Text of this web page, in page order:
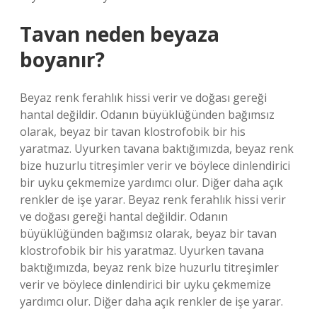
Tavan neden beyaza
boyanır?
Beyaz renk ferahlık hissi verir ve doğası gereği
hantal değildir. Odanın büyüklüğünden bağımsız
olarak, beyaz bir tavan klostrofobik bir his
yaratmaz. Uyurken tavana baktığımızda, beyaz renk
bize huzurlu titreşimler verir ve böylece dinlendirici
bir uyku çekmemize yardımcı olur. Diğer daha açık
renkler de işe yarar. Beyaz renk ferahlık hissi verir
ve doğası gereği hantal değildir. Odanın
büyüklüğünden bağımsız olarak, beyaz bir tavan
klostrofobik bir his yaratmaz. Uyurken tavana
baktığımızda, beyaz renk bize huzurlu titreşimler
verir ve böylece dinlendirici bir uyku çekmemize
yardımcı olur. Diğer daha açık renkler de işe yarar.